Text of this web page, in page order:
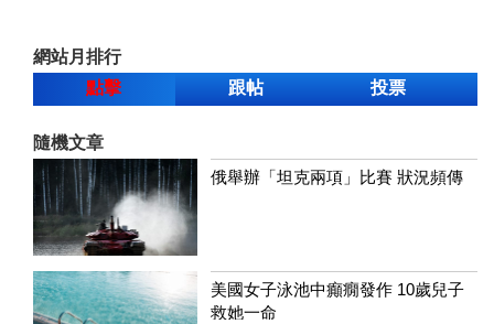
網站月排行
點擊
跟帖 投票
隨機文章
俄舉辦「坦克兩項」比賽 狀況頻傳
美國女子泳池中癲癇發作 10歲兒子
救她一命